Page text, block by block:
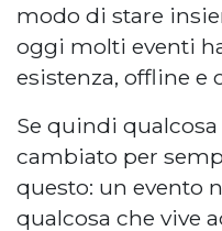
modo di stare
oggi molti eventi
esistenza, offline e
Se quindi
cambiato per
questo: un evento
qualcosa che vive